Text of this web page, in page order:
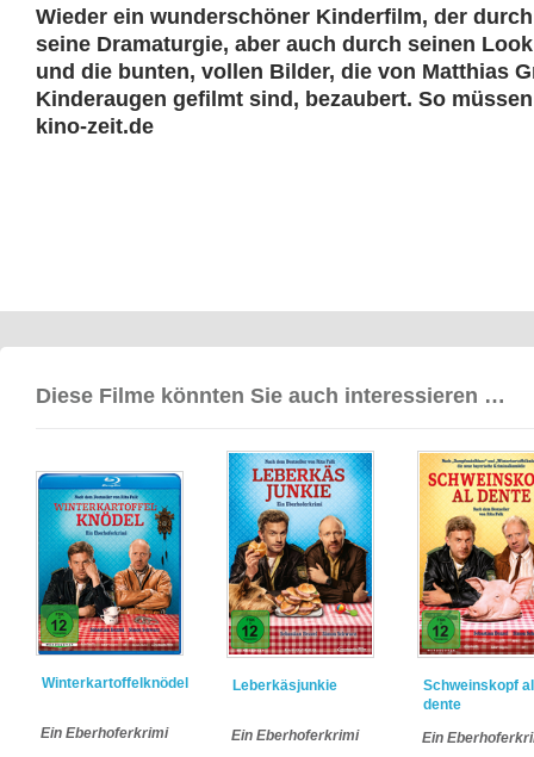
Wieder ein wunderschöner Kinderfilm, der
seine Dramaturgie, aber auch durch seinen
und die bunten, vollen Bilder, die von Matthias
Kinderaugen gefilmt sind, bezaubert. So
kino-zeit.de
Diese Filme könnten Sie auch interessieren …
Winterkartoffelknödel
Ein Eberhoferkrimi
Leberkäsjunkie
Ein Eberhoferkrimi
Schweinskopf al
dente
Ein